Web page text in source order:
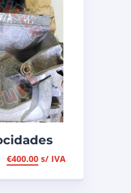
2.0 CDTI
€400.00 s/ IVA